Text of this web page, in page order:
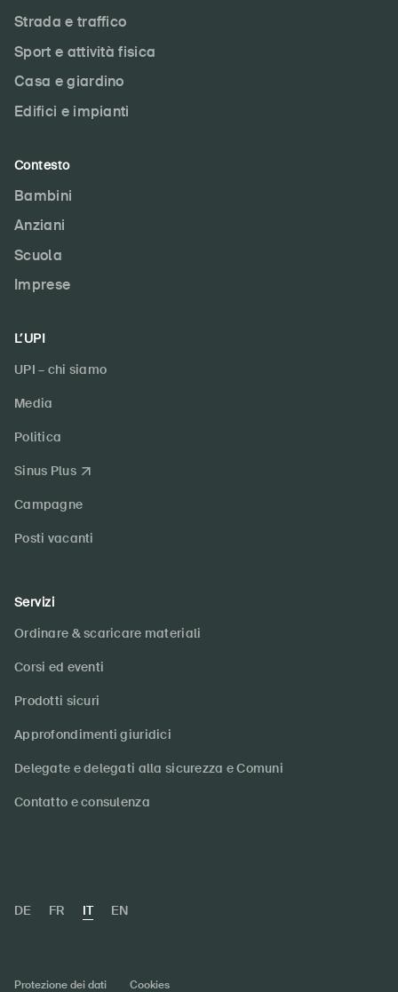
Strada e traffico
Sport e attività fisica
Casa e giardino
Edifici e impianti
Contesto
Bambini
Anziani
Scuola
Imprese
L’UPI
UPI – chi siamo
Media
Politica
Sinus Plus
Campagne
Posti vacanti
Servizi
Ordinare & scaricare materiali
Corsi ed eventi
Prodotti sicuri
Approfondimenti giuridici
Delegate e delegati alla sicurezza e Comuni
Contatto e consulenza
DE FR IT EN
Protezione dei dati Cookies